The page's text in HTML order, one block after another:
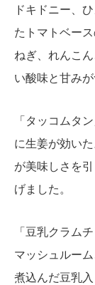
ドキドニー、
たトマトベー
ねぎ、れんこ
い酸味と甘みが
「タッコムタ
に生姜が効い
が美味しさを
げました。
「豆乳クラム
マッシュルー
煮込んだ豆乳